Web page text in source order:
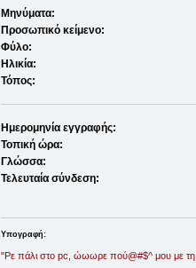
Μηνύματα:
Προσωπικό κείμενο:
Φύλο:
Ηλικία:
Τόπος:
Ημερομηνία εγγραφής:
Τοπική ώρα:
Γλώσσα:
Τελευταία σύνδεση:
Υπογραφή:
"Ρε πάλι στο pc, ώωωρε πού@#$^ μου με